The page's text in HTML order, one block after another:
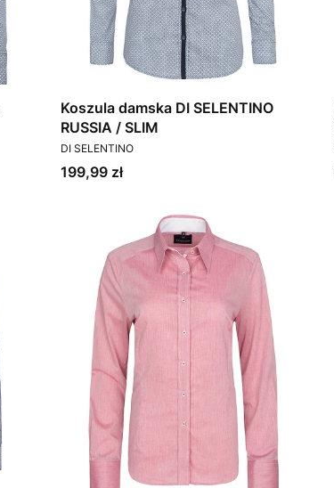
Koszula damska DI SELENTINO
RUSSIA / SLIM
PRODUCENT
DI SELENTINO
Cena
199,99 zł